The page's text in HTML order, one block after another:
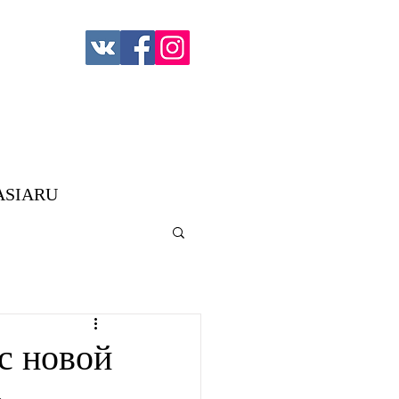
новой